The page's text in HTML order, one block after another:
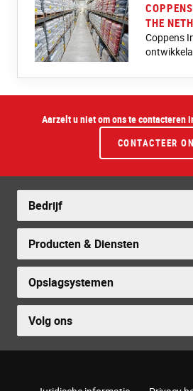
THE
Coppens
Aarzelt u niet om ons te contacteren
CONTACTEER
Bedrijf
Producten & Diensten
Opslagsystemen
Volg ons